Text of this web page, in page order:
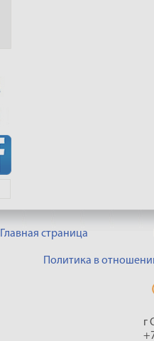
Главная страница
Политика в
г